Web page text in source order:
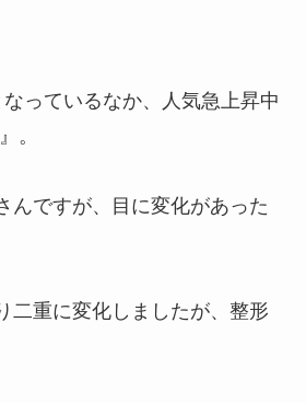
っているなか、人気急上昇中
。
んですが、
目に変化があった
二重に変化しましたが、 整形